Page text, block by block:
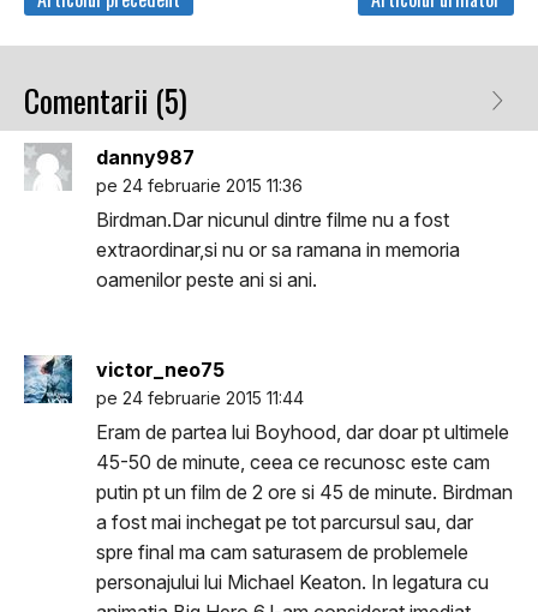
Comentarii (5)
danny987
pe 24 februarie 2015 11:36
Birdman.Dar nicunul dintre filme nu a fost
extraordinar,si nu or sa ramana in memoria
oamenilor peste ani si ani.
victor_neo75
pe 24 februarie 2015 11:44
Eram de partea lui Boyhood, dar doar pt ultimele
45-50 de minute, ceea ce recunosc este cam
putin pt un film de 2 ore si 45 de minute. Birdman
a fost mai inchegat pe tot parcursul sau, dar
spre final ma cam saturasem de problemele
personajului lui Michael Keaton. In legatura cu